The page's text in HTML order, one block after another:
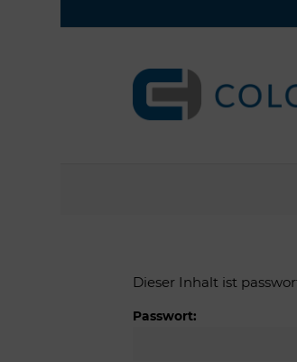
Dieser Inhalt ist
Passwort: